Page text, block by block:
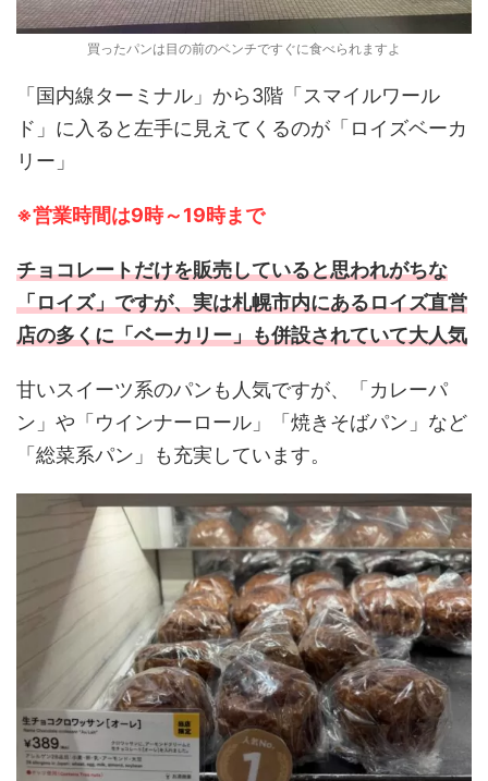
買ったパンは目の前のベンチですぐに食べられますよ
「国内線ターミナル」から3階「スマイルワール
ド」に入ると左手に見えてくるのが「ロイズベーカ
リー」
※営業時間は9時～19時まで
チョコレートだけを販売していると思われがちな
「ロイズ」ですが、実は札幌市内にあるロイズ直営
店の多くに「ベーカリー」も併設されていて大人気
甘いスイーツ系のパンも人気ですが、「カレーパ
ン」や「ウインナーロール」「焼きそばパン」など
「総菜系パン」も充実しています。